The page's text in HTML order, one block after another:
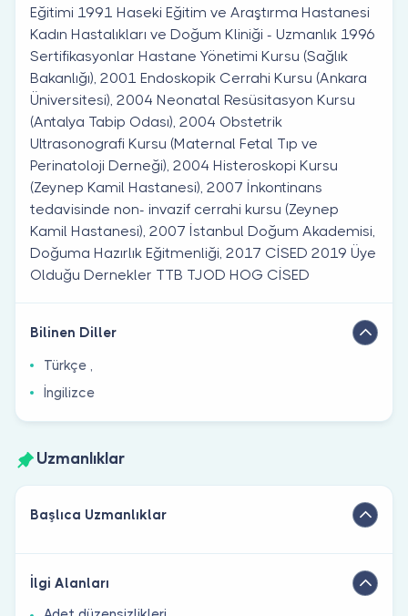
Eğitimi 1991 Haseki Eğitim ve Araştırma Hastanesi
Kadın Hastalıkları ve Doğum Kliniği - Uzmanlık 1996
Sertifikasyonlar Hastane Yönetimi Kursu (Sağlık
Bakanlığı), 2001 Endoskopik Cerrahi Kursu (Ankara
Üniversitesi), 2004 Neonatal Resüsitasyon Kursu
(Antalya Tabip Odası), 2004 Obstetrik
Ultrasonografi Kursu (Maternal Fetal Tıp ve
Perinatoloji Derneği), 2004 Histeroskopi Kursu
(Zeynep Kamil Hastanesi), 2007 İnkontinans
tedavisinde non- invazif cerrahi kursu (Zeynep
Kamil Hastanesi), 2007 İstanbul Doğum Akademisi,
Doğuma Hazırlık Eğitmenliği, 2017 CİSED 2019 Üye
Olduğu Dernekler TTB TJOD HOG CİSED
Bilinen Diller
Türkçe ,
İngilizce
Uzmanlıklar
Başlıca Uzmanlıklar
İlgi Alanları